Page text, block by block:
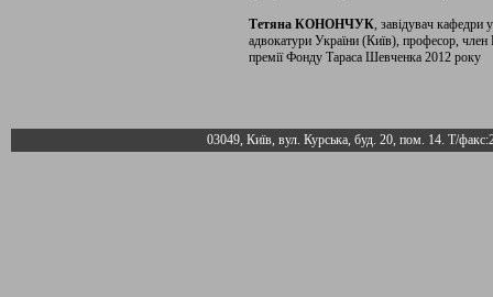
Тетяна КОНОНЧУК, завідувач кафедри
адвокатури України (Київ), професор, член
премії Фонду Тараса Шевченка 2012 року
03049, Київ, вул. Курська, буд. 20, пом. 14. Т/